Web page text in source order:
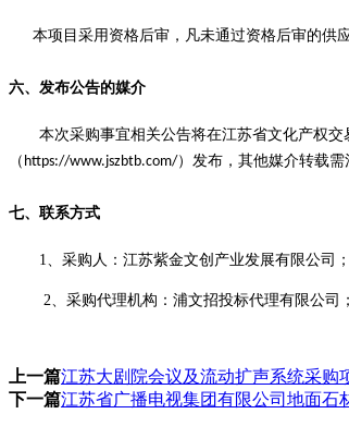
本项目采用资格后审，凡未通过资格后审的供
六、发布公告的媒介
本次采购事宜相关公告将在江苏省文化产权交
（ https://www.jszbtb.com/） 发布，其他媒介转载需
七、联系方式
1、 采购 人： 江苏紫金文创产业发展有限公司
2、 采购代理机构：浦文招投标代理有限公司
上一篇江苏大剧院会议及流动扩声系统采购
下一篇江苏省广播电视集团有限公司地面石